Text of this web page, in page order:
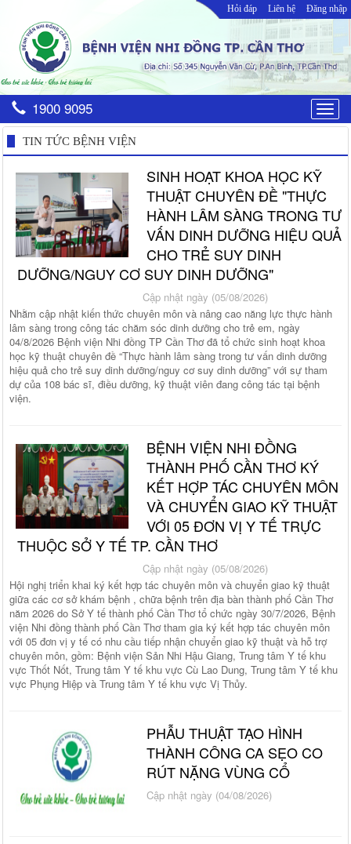
Hỏi đáp Liên hệ Đăng nhập
1900 9095
TIN TỨC BỆNH VIỆN
SINH HOẠT KHOA HỌC KỸ
THUẬT CHUYÊN ĐỀ "THỰC
HÀNH LÂM SÀNG TRONG TƯ
VẤN DINH DƯỠNG HIỆU QUẢ
CHO TRẺ SUY DINH
DƯỠNG/NGUY CƠ SUY DINH DƯỠNG"
Cập nhật ngày (05/08/2026)
Nhằm cập nhật kiến thức chuyên môn và nâng cao năng lực thực hành
lâm sàng trong công tác chăm sóc dinh dưỡng cho trẻ em, ngày
04/8/2026 Bệnh viện Nhi đồng TP Cần Thơ đã tổ chức sinh hoạt khoa
học kỹ thuật chuyên đề “Thực hành lâm sàng trong tư vấn dinh dưỡng
hiệu quả cho trẻ suy dinh dưỡng/nguy cơ suy dinh dưỡng” với sự tham
dự của 108 bác sĩ, điều dưỡng, kỹ thuật viên đang công tác tại bệnh
viện.
BỆNH VIỆN NHI ĐỒNG
THÀNH PHỐ CẦN THƠ KÝ
KẾT HỢP TÁC CHUYÊN MÔN
VÀ CHUYỂN GIAO KỸ THUẬT
VỚI 05 ĐƠN VỊ Y TẾ TRỰC
THUỘC SỞ Y TẾ TP. CẦN THƠ
Cập nhật ngày (05/08/2026)
Hội nghị triển khai ký kết hợp tác chuyên môn và chuyển giao kỹ thuật
giữa các cơ sở khám bệnh , chữa bệnh trên địa bàn thành phố Cần Thơ
năm 2026 do Sở Y tế thành phố Cần Thơ tổ chức ngày 30/7/2026, Bệnh
viện Nhi đồng thành phố Cần Thơ tham gia ký kết hợp tác chuyên môn
với 05 đơn vị y tế có nhu cầu tiếp nhận chuyển giao kỹ thuật và hỗ trợ
chuyên môn, gồm: Bệnh viện Sản Nhi Hậu Giang, Trung tâm Y tế khu
vực Thốt Nốt, Trung tâm Y tế khu vực Cù Lao Dung, Trung tâm Y tế khu
vực Phụng Hiệp và Trung tâm Y tế khu vực Vị Thủy.
PHẪU THUẬT TẠO HÌNH
THÀNH CÔNG CA SẸO CO
RÚT NẶNG VÙNG CỔ
Cập nhật ngày (04/08/2026)